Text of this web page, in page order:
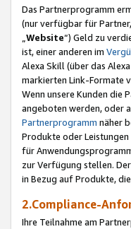
Das Partnerprogramm
(nur verfügbar für
Website“) Geld zu
ist, einer anderen im
Alexa Skill (über das
markierten Link-Formate
Wenn unsere Kunden die
angeboten werden, oder
Partnerprogramm näher
Produkte oder
für
zur Verfügung stellen.
in Bezug auf Produkte,
2.Compliance-
Ihre Teilnahme am